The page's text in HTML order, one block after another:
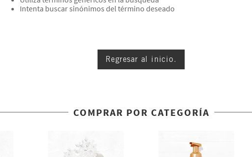
Intenta buscar sinónimos del término deseado
Regresar al inicio.
COMPRAR POR CATEGORÍA